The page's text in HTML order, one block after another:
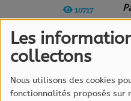
Les
collectons
Nous utilisons des cookies
fonctionnalités proposés
10717
VUES
16h dans
En
Janette